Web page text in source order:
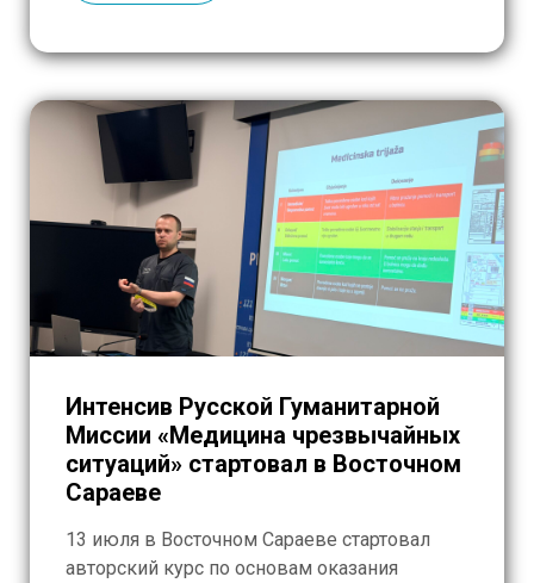
Интенсив Русской Гуманитарной
Миссии «Медицина чрезвычайных
ситуаций» стартовал в Восточном
Сараеве
13 июля в Восточном Сараеве стартовал
авторский курс по основам оказания